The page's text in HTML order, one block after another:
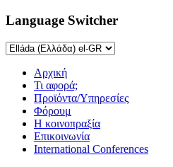
Language Switcher
Αρχική
Τι αφορά;
Προϊόντα/Υπηρεσίες
Φόρουμ
Η κοινοπραξία
Επικοινωνία
International Conferences